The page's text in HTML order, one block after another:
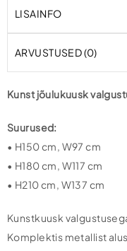
LISAINFO
ARVUSTUSED (0)
Kunst jõulukuusk
Suurused:
• H150 cm, W97 cm
• H180 cm, W117 cm
• H210 cm, W137 cm
Kunstkuusk
Komplektis metallist